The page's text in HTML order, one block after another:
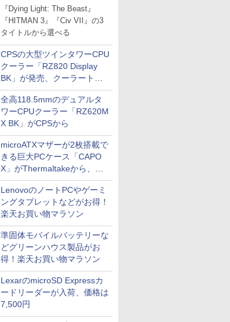
『Dying Light: The Beast』
『HITMAN 3』『Civ VII』の3
タイトルから選べる
CPSの大型ツインタワーCPU
クーラー「RZ820 Display
BK」が発売、クーラートッ
プに5インチ液晶搭載
全高118.5mmのデュアルタ
ワーCPUクーラー「RZ620M
X BK」がCPSから
microATXマザーが2枚搭載で
きる巨大PCケース「CAPO
X」がThermaltakeから、カ
ラーは2色
LenovoのノートPCやゲーミ
ングタブレットなどがお得！
楽天お買い物マラソン
準固体モバイルバッテリーな
どグリーンハウス製品がお
得！楽天お買い物マラソン
LexarのmicroSD Expressカ
ードリーダーが入荷、価格は
7,500円